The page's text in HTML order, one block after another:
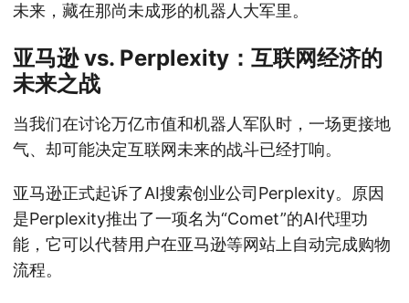
未来，藏在那尚未成形的机器人大军里。
亚马逊 vs. Perplexity：互联网经济的
未来之战
当我们在讨论万亿市值和机器人军队时，一场更接地
气、却可能决定互联网未来的战斗已经打响。
亚马逊正式起诉了AI搜索创业公司Perplexity。原因
是Perplexity推出了一项名为“Comet”的AI代理功
能，它可以代替用户在亚马逊等网站上自动完成购物
流程。